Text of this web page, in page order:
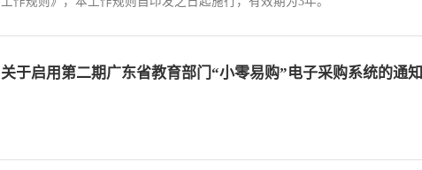
关于启用第二期广东省教育部门“小零易购”电子采购系统的通知